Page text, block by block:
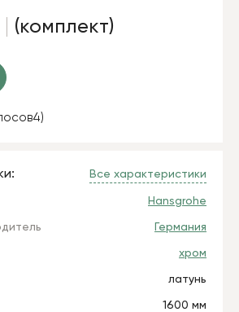
(комплект)
4)
Все характеристики
Hansgrohe
Германия
хром
латунь
1600 мм